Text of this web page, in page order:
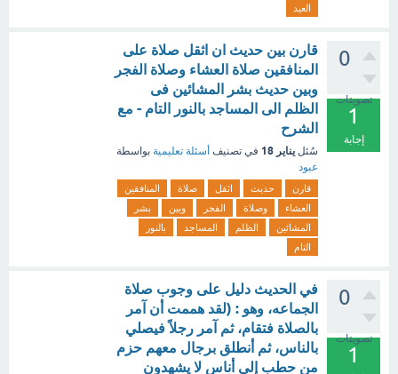
العيد
0
تصويتات
1
إجابة
قارن بين حديث ان اثقل صلاة على
المنافقين صلاة العشاء وصلاة الفجر
وبين حديث بشر المشائين فى
الظلم الى المساجد بالنور التام - مع
الشرح
سُئل يناير 18 في تصنيف أسئلة تعليمية بواسطة
عبود
قارن حديث اثقل صلاة
المنافقين
العشاء
وصلاة الفجر وبين
بشر
المشائين
الظلم المساجد
بالنور
التام
0
تصويتات
1
في الحديث دليل على وجوب صلاة
الجماعه، وهو : (لقد هممت أن آمر
بالصلاة فتقام، ثم آمر رجلاً فيصلي
بالناس، ثم أنطلق برجال معهم حزم
من حطب إلى أناس لا يشهدون